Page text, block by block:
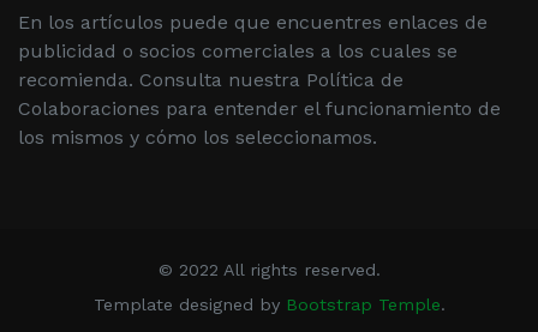
En los artículos puede que encuentres enlaces de
publicidad o socios comerciales a los cuales se
recomienda. Consulta nuestra Política de
Colaboraciones para entender el funcionamiento de
los mismos y cómo los seleccionamos.
© 2022 All rights reserved.
Template designed by Bootstrap Temple.